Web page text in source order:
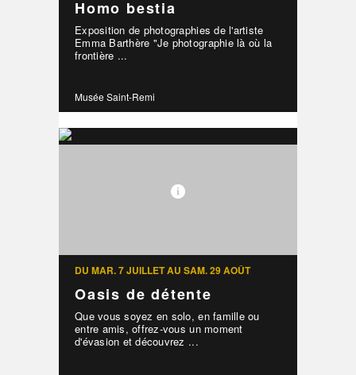
Homo bestia
Exposition de photographies de l'artiste
Emma Barthère "Je photographie là où la
frontière ...
Musée Saint-Remi
DU MAR. 7 JUILLET AU SAM. 29 AOÛT
Oasis de détente
Que vous soyez en solo, en famille ou
entre amis, offrez-vous un moment
d'évasion et découvrez ...